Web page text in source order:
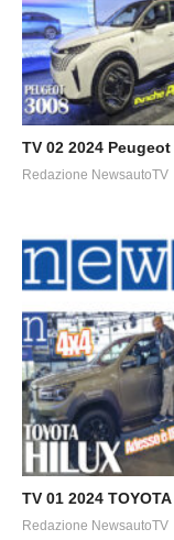
TV 02 2024
Redazione NewsautoTV
TV 01 2024
Redazione NewsautoTV